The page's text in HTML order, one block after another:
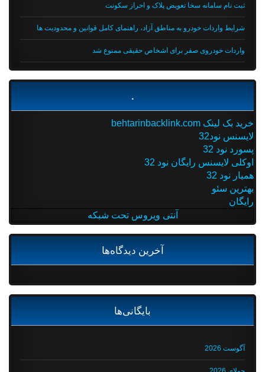
ثبت نام سامانه سخا تعویض پلاک و احراز سکونت
شرایط واردات خودرو به مناطق آزاد، راهنمای کامل قوانین و محدودیت ها
واردات خودروی صفر برای اشخاص حقیقی ممنوع شد
خرید بک لینک behtarinbacklink.com
لایسنس نود32
پسورد نود 32
اوکلی لایسنس رایگان نود 32
همیار نود 32
بهترین سئو
رایگان
آنتی ویروس تحت شبکه
آخرین دیدگاه‌ها
بایگانی‌ها
آگوست 2026